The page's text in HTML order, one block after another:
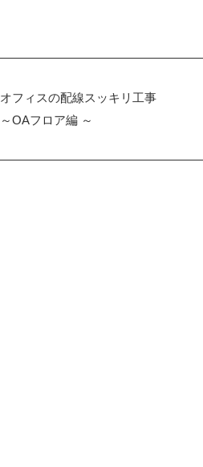
オフィスの配線スッキリ工事
～OAフロア編 ～